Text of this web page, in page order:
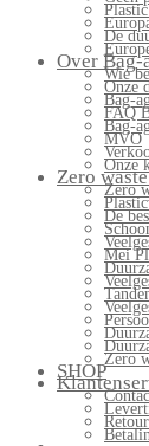
De
Over Bag-
Wie
Onze
Bag-
FAQ
Bag-
MVO
Onze
Zero
Zero
De
Mei
Zero
SHOP